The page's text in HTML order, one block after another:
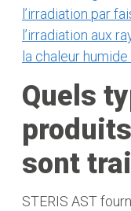
l’irradiation par
l’irradiation aux
la chaleur
Quels
sont
STERIS AST